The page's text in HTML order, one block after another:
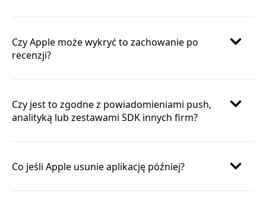
Czy Apple może wykryć to zachowanie po
recenzji?
Czy jest to zgodne z powiadomieniami push,
analityką lub zestawami SDK innych firm?
Co jeśli Apple usunie aplikację później?